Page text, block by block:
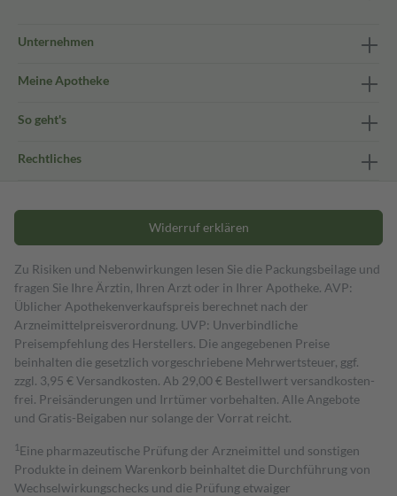
Unternehmen
Meine Apotheke
So geht's
Rechtliches
Widerruf erklären
Zu Risiken und Nebenwirkungen lesen Sie die Packungsbeilage und
fragen Sie Ihre Ärztin, Ihren Arzt oder in Ihrer Apotheke. AVP:
Üblicher Apothekenverkaufspreis berechnet nach der
Arzneimittelpreisverordnung. UVP: Unverbindliche
Preisempfehlung des Herstellers. Die angegebenen Preise
beinhalten die gesetzlich vorgeschriebene Mehrwertsteuer, ggf.
zzgl. 3,95 € Versandkosten. Ab 29,00 € Bestell­wert versand­kosten­
frei. Preisänderungen und Irrtümer vorbehalten. Alle Angebote
und Gratis-Beigaben nur solange der Vorrat reicht.
1 Eine pharmazeutische Prüfung der Arzneimittel und sonstigen
Produkte in deinem Warenkorb beinhaltet die Durchführung von
Wechselwirkungschecks und die Prüfung etwaiger